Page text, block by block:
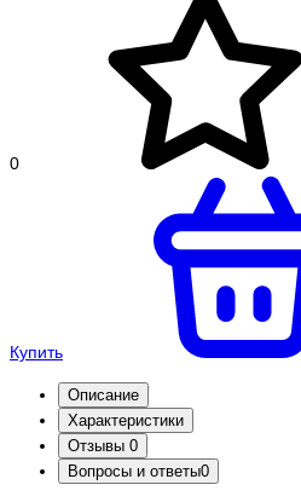
0
Купить
Описание
Характеристики
Отзывы 0
Вопросы и ответы0